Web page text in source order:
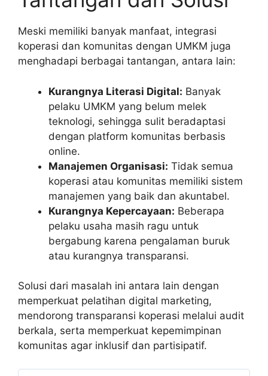
Meski memiliki banyak manfaat, integrasi
koperasi dan komunitas dengan UMKM juga
menghadapi berbagai tantangan, antara lain:
Kurangnya Literasi Digital: Banyak
pelaku UMKM yang belum melek
teknologi, sehingga sulit beradaptasi
dengan platform komunitas berbasis
online.
Manajemen Organisasi: Tidak semua
koperasi atau komunitas memiliki sistem
manajemen yang baik dan akuntabel.
Kurangnya Kepercayaan: Beberapa
pelaku usaha masih ragu untuk
bergabung karena pengalaman buruk
atau kurangnya transparansi.
Solusi dari masalah ini antara lain dengan
memperkuat pelatihan digital marketing,
mendorong transparansi koperasi melalui audit
berkala, serta memperkuat kepemimpinan
komunitas agar inklusif dan partisipatif.